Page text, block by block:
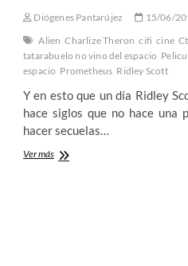
Diógenes Pantarújez 15/06/
Alien Charlize Theron cifi cine
tatarabuelo no vino del espacio
espacio Prometheus Ridley Scott
Y en esto que un día Ridley
hace siglos que no hace una
hacer secuelas…
Ver másPROMETHEUS: